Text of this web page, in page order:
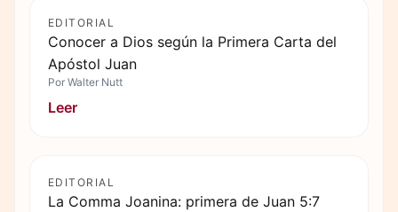
EDITORIAL
Conocer a Dios según la Primera Carta del
Apóstol Juan
Por Walter Nutt
Leer
EDITORIAL
La Comma Joanina: primera de Juan 5:7